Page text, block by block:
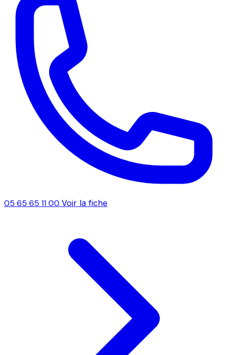
05 65 65 11 00 Voir la fiche